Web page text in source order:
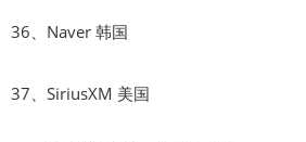
36、Naver 韩国
37、SiriusXM 美国